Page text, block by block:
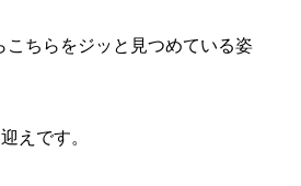
こちらをジッと見つめている姿
えです。